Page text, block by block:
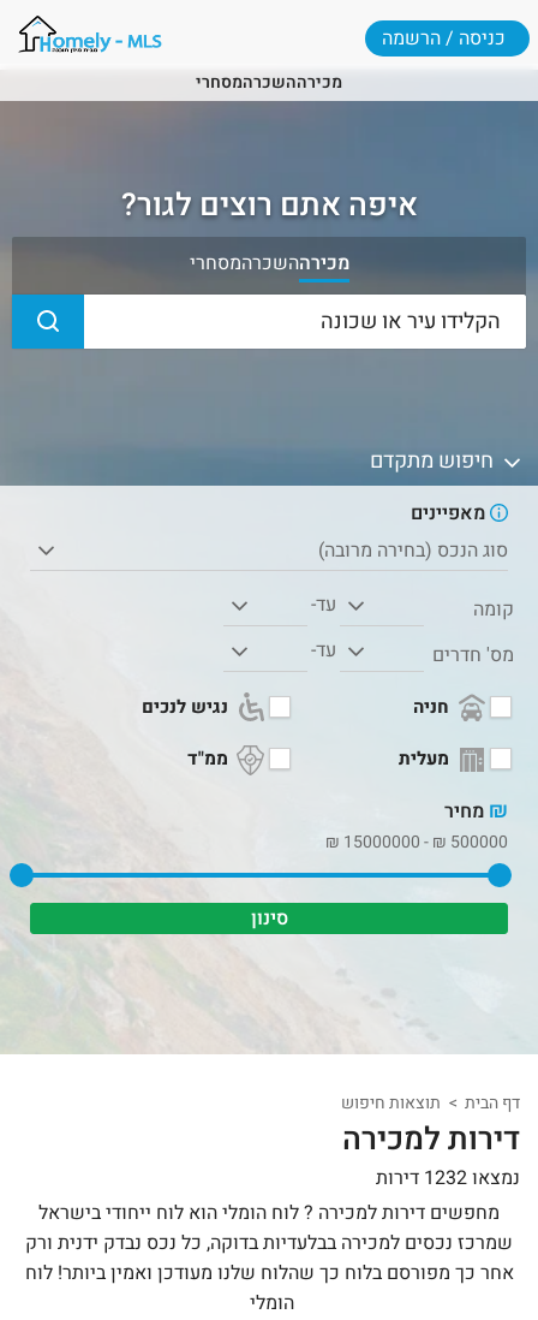
מכירההשכרהמסחרי
כניסה / הרשמה
איפה אתם רוצים לגור?
מכירההשכרהמסחרי
חיפוש מתקדם
מאפיינים
סוג הנכס (בחירה מרובה)
קומה
עד-
מס' חדרים
עד-
חניה
נגיש לנכים
מעלית
ממ"ד
₪ מחיר
500000
₪
-
15000000
₪
דף הבית תוצאות חיפוש
דירות למכירה
נמצאו 1232 דירות
מחפשים דירות למכירה ? לוח הומלי הוא לוח ייחודי בישראל
שמרכז נכסים למכירה בבלעדיות בדוקה, כל נכס נבדק ידנית ורק
אחר כך מפורסם בלוח כך שהלוח שלנו מעודכן ואמין ביותר! לוח
הומלי